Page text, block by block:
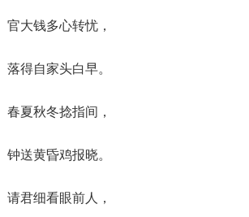
官大钱多心转忧，
落得自家头白早。
春夏秋冬捻指间，
钟送黄昏鸡报晓。
请君细看眼前人，